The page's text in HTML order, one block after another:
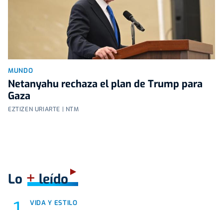
MUNDO
Netanyahu rechaza el plan de Trump para
Gaza
EZTIZEN URIARTE | NTM
Lo +leído
VIDA Y ESTILO